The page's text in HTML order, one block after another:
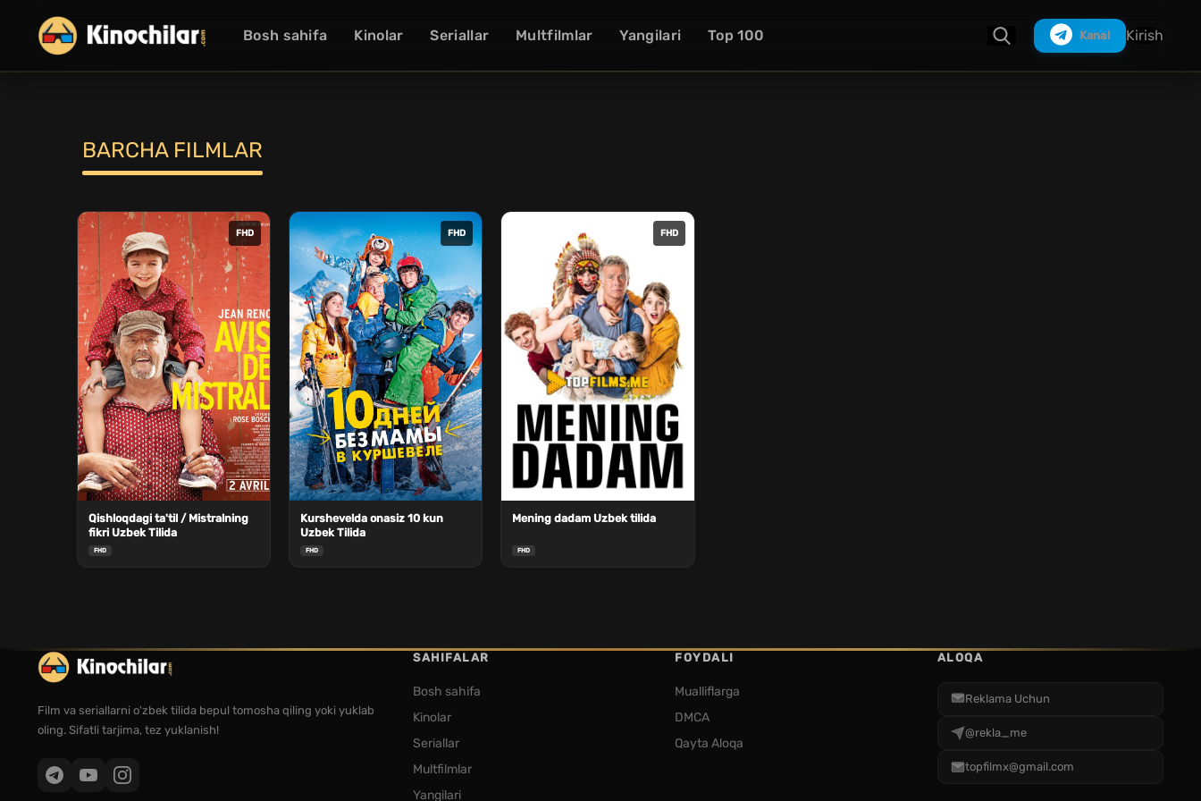
Bosh sahifa Kinolar Seriallar Multfilmlar Yangilari Top 100 Kanal Kirish
BARCHA FILMLAR
FHD
Qishloqdagi ta'til / Mistralning
fikri Uzbek Tilida
FHD
FHD
Kurshevelda onasiz 10 kun
Uzbek Tilida
FHD
FHD
Mening dadam Uzbek tilida
FHD
Film va seriallarni o'zbek tilida bepul tomosha qiling yoki yuklab
oling. Sifatli tarjima, tez yuklanish!
SAHIFALAR
Bosh sahifa
Kinolar
Seriallar
Multfilmlar
Yangilari
FOYDALI
Mualliflarga
DMCA
Qayta Aloqa
ALOQA
Reklama Uchun
@rekla_me
topfilmx@gmail.com